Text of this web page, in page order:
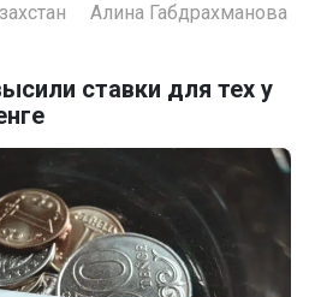
Алина Габдрахманова
ставки для тех у